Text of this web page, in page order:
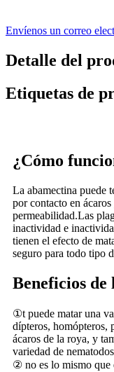
Envíenos un correo
Detalle del
Etiquetas de
¿Cómo
La abamectina puede
por contacto en
permeabilidad.Las
inactividad e
tienen el efecto de
seguro para todo tipo
Beneficios de
①t puede matar una
dípteros, homópteros,
ácaros de la roya, y
variedad de
② no es lo mismo que